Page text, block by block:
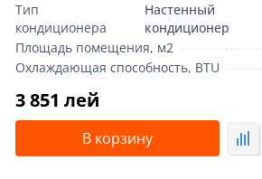
Тип
кондиционера
Настенный
кондиционер
Площадь помещения, м2
Охлаждающая способность, BTU
3 851 лей
В корзину